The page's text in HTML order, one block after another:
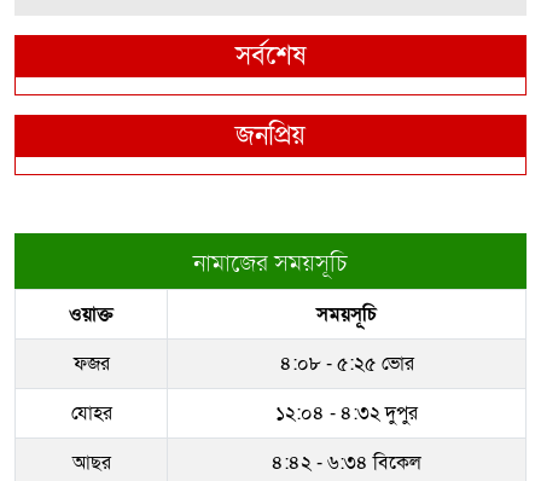
সর্বশেষ
জনপ্রিয়
নামাজের সময়সূচি
ওয়াক্ত
সময়সূচি
ফজর
৪:০৮ - ৫:২৫ ভোর
যোহর
১২:০৪ - ৪:৩২ দুপুর
আছর
৪:৪২ - ৬:৩৪ বিকেল